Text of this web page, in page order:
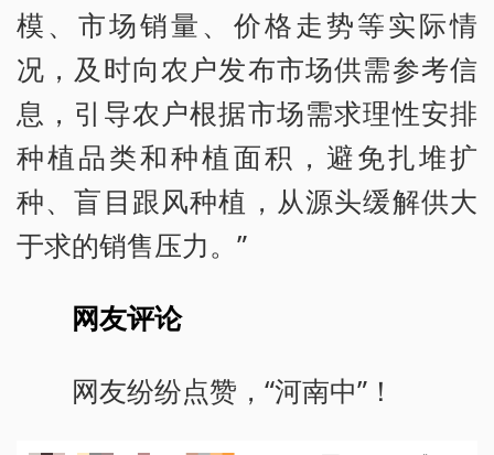
模、市场销量、价格走势等实际情
况，及时向农户发布市场供需参考信
息，引导农户根据市场需求理性安排
种植品类和种植面积，避免扎堆扩
种、盲目跟风种植，从源头缓解供大
于求的销售压力。”
网友评论
网友纷纷点赞，“河南中”！